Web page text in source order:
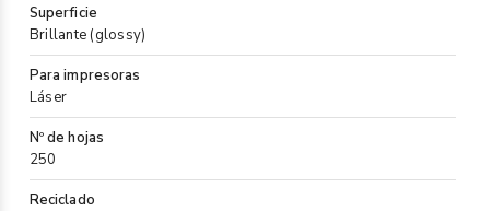
Superficie
Brillante (glossy)
Para impresoras
Láser
Nº de hojas
250
Reciclado